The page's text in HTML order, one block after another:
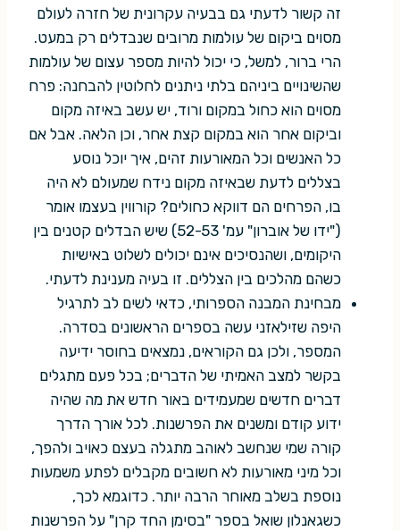
זה קשור לדעתי גם בבעיה עקרונית של חזרה לעולם
מסוים ביקום של עולמות מרובים שנבדלים רק במעט.
הרי ברור, למשל, כי יכול להיות מספר עצום של עולמות
שהשינויים ביניהם בלתי ניתנים לחלוטין להבחנה: פרח
מסוים הוא כחול במקום ורוד, יש עשב באיזה מקום
וביקום אחר הוא במקום קצת אחר, וכן הלאה. אבל אם
כל האנשים וכל המאורעות זהים, איך יוכל נוסע
בצללים לדעת שבאיזה מקום נידח שמעולם לא היה
בו, הפרחים הם דווקא כחולים? קורווין בעצמו אומר
("ידו של אוברון" עמ' 52-53) שיש הבדלים קטנים בין
היקומים, ושהנסיכים אינם יכולים לשלוט באישיות
כשהם מהלכים בין הצללים. זו בעיה מענינת לדעתי.
מבחינת המבנה הספרותי, כדאי לשים לב לתרגיל
היפה שזילאזני עשה בספרים הראשונים בסדרה.
המספר, ולכן גם הקוראים, נמצאים בחוסר ידיעה
בקשר למצב האמיתי של הדברים; בכל פעם מתגלים
דברים חדשים שמעמידים באור חדש את מה שהיה
ידוע קודם ומשנים את הפרשנות. לכל אורך הדרך
קורה שמי שנחשב לאוהב מתגלה בעצם כאויב ולהפך,
וכל מיני מאורעות לא חשובים מקבלים לפתע משמעות
נוספת בשלב מאוחר הרבה יותר. כדוגמא לכך,
כשגאנלון שואל בספר "בסימן החד קרן" על הפרשנות